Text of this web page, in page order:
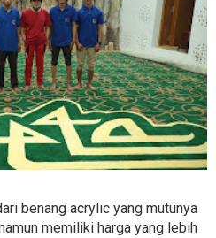
benang acrylic yang mutunya
memiliki harga yang lebih